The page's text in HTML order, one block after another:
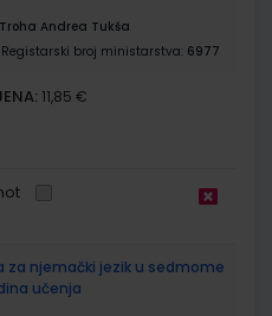
Andrea Tukša
Registarski broj ministarstva: 6977
11,85 €
za njemački jezik u sedmome
učenja